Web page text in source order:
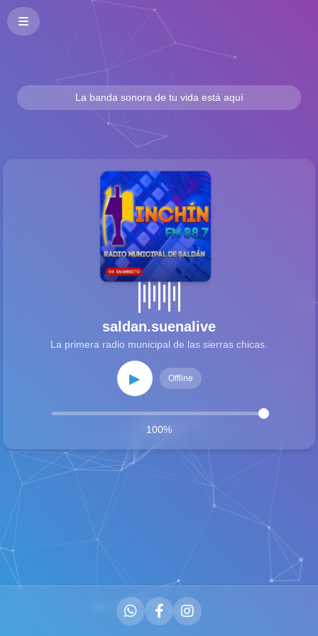
La banda sonora de tu vida está aquí
saldan.suenalive
La primera radio municipal de las sierras chicas.
▶ Offline
100%